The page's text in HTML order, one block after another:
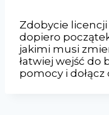
Zdobycie
dopiero
jakimi musi
łatwiej wejść do
pomocy i dołącz